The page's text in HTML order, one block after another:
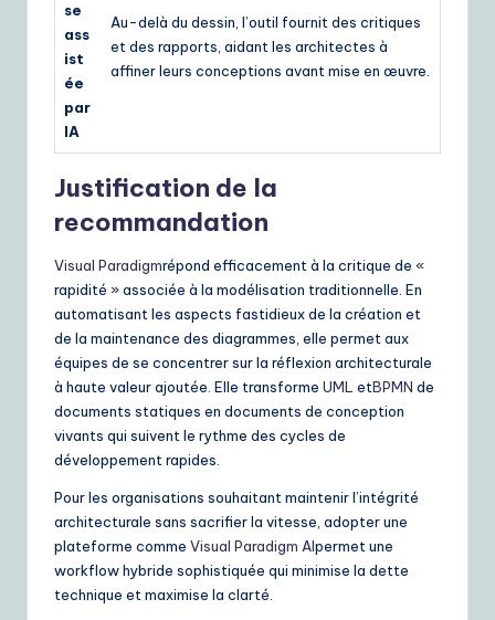
se
ass
ist
ée
par
IA
Au-delà du dessin, l’outil fournit des critiques
et des rapports, aidant les architectes à
affiner leurs conceptions avant mise en œuvre.
Justification de la
recommandation
Visual Paradigmrépond efficacement à la critique de «
rapidité » associée à la modélisation traditionnelle. En
automatisant les aspects fastidieux de la création et
de la maintenance des diagrammes, elle permet aux
équipes de se concentrer sur la réflexion architecturale
à haute valeur ajoutée. Elle transforme UML etBPMN de
documents statiques en documents de conception
vivants qui suivent le rythme des cycles de
développement rapides.
Pour les organisations souhaitant maintenir l’intégrité
architecturale sans sacrifier la vitesse, adopter une
plateforme comme Visual Paradigm AIpermet une
workflow hybride sophistiquée qui minimise la dette
technique et maximise la clarté.